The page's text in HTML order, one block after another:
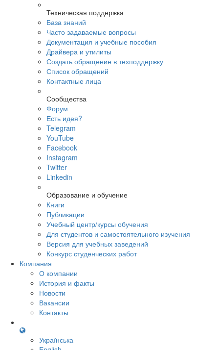
Техническая поддержка
База знаний
Часто задаваемые вопросы
Документация и учебные пособия
Драйвера и утилиты
Создать обращение в техподдержку
Список обращений
Контактные лица
Сообщества
Форум
Есть идея?
Telegram
YouTube
Facebook
Instagram
Twitter
Linkedin
Образование и обучение
Книги
Публикации
Учебный центр/курсы обучения
Для студентов и самостоятельного изучения
Версия для учебных заведений
Конкурс студенческих работ
Компания
О компании
История и факты
Новости
Вакансии
Контакты
Українська